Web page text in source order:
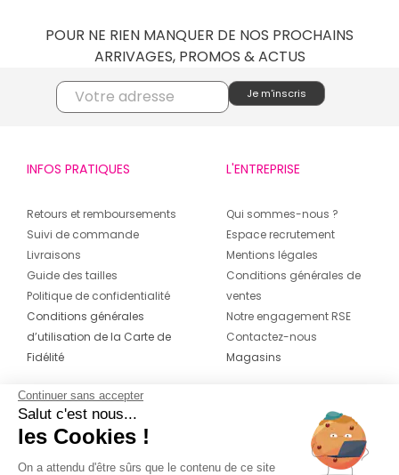
POUR NE RIEN MANQUER DE NOS PROCHAINS
ARRIVAGES, PROMOS & ACTUS
INFOS PRATIQUES
Retours et remboursements
Suivi de commande
Livraisons
Guide des tailles
Politique de confidentialité
Conditions générales
d’utilisation de la Carte de
Fidélité
L'ENTREPRISE
Qui sommes-nous ?
Espace recrutement
Mentions légales
Conditions générales de
ventes
Notre engagement RSE
Contactez-nous
Magasins
CONTACT
04 42 20 78 42
Du lundi au jeudi de 8h30 à 16h30 & le
Continuer sans accepter
Salut c'est nous...
les Cookies !
On a attendu d'être sûrs que le contenu de ce site